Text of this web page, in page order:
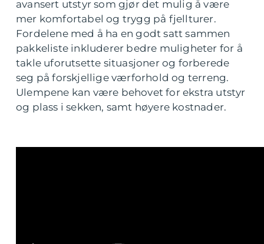
avansert utstyr som gjør det mulig å være
mer komfortabel og trygg på fjellturer.
Fordelene med å ha en godt satt sammen
pakkeliste inkluderer bedre muligheter for å
takle uforutsette situasjoner og forberede
seg på forskjellige værforhold og terreng.
Ulempene kan være behovet for ekstra utstyr
og plass i sekken, samt høyere kostnader.